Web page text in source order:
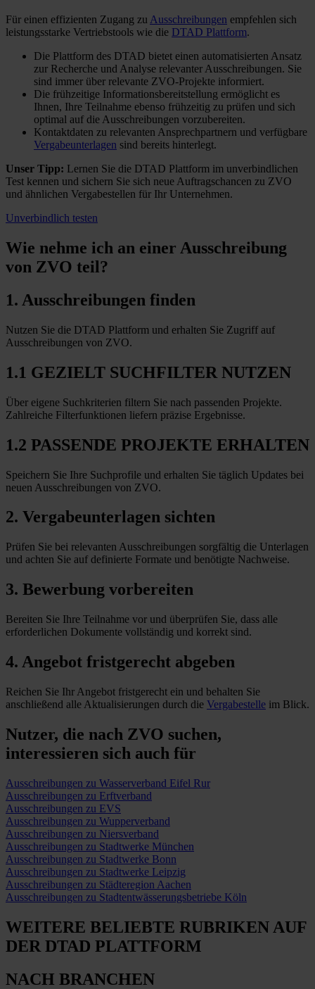
Für einen effizienten Zugang zu Ausschreibungen empfehlen sich
leistungsstarke Vertriebstools wie die DTAD Plattform.
Die Plattform des DTAD bietet einen automatisierten Ansatz
zur Recherche und Analyse relevanter Ausschreibungen. Sie
sind immer über relevante ZVO-Projekte informiert.
Die frühzeitige Informationsbereitstellung ermöglicht es
Ihnen, Ihre Teilnahme ebenso frühzeitig zu prüfen und sich
optimal auf die Ausschreibungen vorzubereiten.
Kontaktdaten zu relevanten Ansprechpartnern und verfügbare
Vergabeunterlagen sind bereits hinterlegt.
Unser Tipp: Lernen Sie die DTAD Plattform im unverbindlichen
Test kennen und sichern Sie sich neue Auftragschancen zu ZVO
und ähnlichen Vergabestellen für Ihr Unternehmen.
Unverbindlich testen
Wie nehme ich an einer Ausschreibung
von ZVO teil?
1. Ausschreibungen finden
Nutzen Sie die DTAD Plattform und erhalten Sie Zugriff auf
Ausschreibungen von ZVO.
1.1 GEZIELT SUCHFILTER NUTZEN
Über eigene Suchkriterien filtern Sie nach passenden Projekte.
Zahlreiche Filterfunktionen liefern präzise Ergebnisse.
1.2 PASSENDE PROJEKTE ERHALTEN
Speichern Sie Ihre Suchprofile und erhalten Sie täglich Updates bei
neuen Ausschreibungen von ZVO.
2. Vergabeunterlagen sichten
Prüfen Sie bei relevanten Ausschreibungen sorgfältig die Unterlagen
und achten Sie auf definierte Formate und benötigte Nachweise.
3. Bewerbung vorbereiten
Bereiten Sie Ihre Teilnahme vor und überprüfen Sie, dass alle
erforderlichen Dokumente vollständig und korrekt sind.
4. Angebot fristgerecht abgeben
Reichen Sie Ihr Angebot fristgerecht ein und behalten Sie
anschließend alle Aktualisierungen durch die Vergabestelle im Blick.
Nutzer, die nach ZVO suchen,
interessieren sich auch für
Ausschreibungen zu Wasserverband Eifel Rur
Ausschreibungen zu Erftverband
Ausschreibungen zu EVS
Ausschreibungen zu Wupperverband
Ausschreibungen zu Niersverband
Ausschreibungen zu Stadtwerke München
Ausschreibungen zu Stadtwerke Bonn
Ausschreibungen zu Stadtwerke Leipzig
Ausschreibungen zu Städteregion Aachen
Ausschreibungen zu Stadtentwässerungsbetriebe Köln
WEITERE BELIEBTE RUBRIKEN AUF
DER DTAD PLATTFORM
NACH BRANCHEN